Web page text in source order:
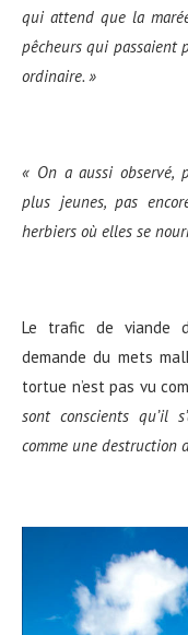
qui attend que la
pêcheurs qui passaient
ordinaire. »
« On a aussi observé,
plus jeunes, pas
herbiers où elles se
Le trafic de viande
demande du mets
tortue n’est pas vu
sont conscients qu’il
comme une destruction